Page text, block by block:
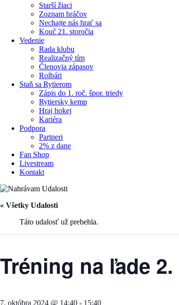
Starší žiaci
Zoznam hráčov
Nechajte nás hrať sa
Kouč 21. storočia
Vedenie
Rada klubu
Realizačný tím
Členovia zápasov
Rolbári
Staň sa Rytierom
Zápis do 1. roč. špor. triedy
Rytiersky kemp
Hraj hokej
Kariéra
Podpora
Partneri
2% z dane
Fan Shop
Livestream
Kontakt
« Všetky Udalosti
Táto udalosť už prebehla.
Tréning na ľade
7. októbra 2024 @ 14:40 - 15:40